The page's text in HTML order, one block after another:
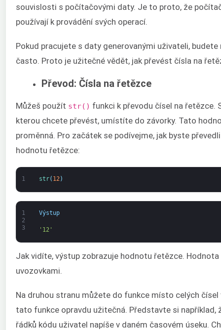
souvislosti s počítačovými daty. Je to proto, že
používají k provádění svých operací.
Pokud pracujete s daty generovanými uživateli,
často. Proto je užitečné vědět, jak převést čísla na
Převod: Čísla na řetězce
Můžeš použít str() funkci k převodu čísel na řetězce.
kterou chcete převést, umístíte do závorky. Tato
proměnná. Pro začátek se podívejme, jak byste
hodnotu řetězce:
1 str( 12 )
1
2
3
Výstup
'12'
Jak vidíte, výstup zobrazuje hodnotu řetězce.
uvozovkami.
Na druhou stranu můžete do funkce místo celých
tato funkce opravdu užitečná. Představte si například,
řádků kódu uživatel napíše v daném časovém úseku.